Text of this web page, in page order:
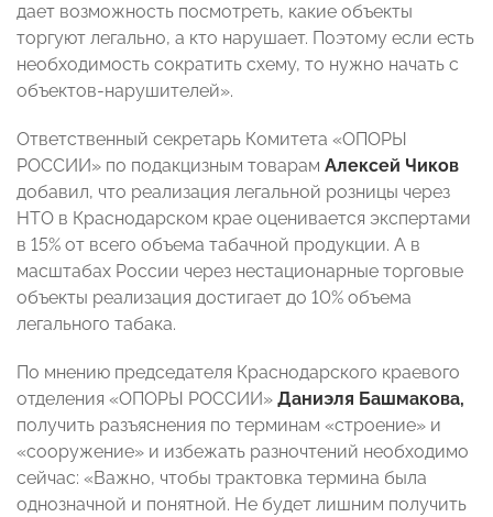
дает возможность посмотреть, какие объекты
торгуют легально, а кто нарушает. Поэтому если есть
необходимость сократить схему, то нужно начать с
объектов-нарушителей».
Ответственный секретарь Комитета «ОПОРЫ
РОССИИ» по подакцизным товарам Алексей Чиков
добавил, что реализация легальной розницы через
НТО в Краснодарском крае оценивается экспертами
в 15% от всего объема табачной продукции. А в
масштабах России через нестационарные торговые
объекты реализация достигает до 10% объема
легального табака.
По мнению председателя Краснодарского краевого
отделения «ОПОРЫ РОССИИ» Даниэля Башмакова,
получить разъяснения по терминам «строение» и
«сооружение» и избежать разночтений необходимо
сейчас: «Важно, чтобы трактовка термина была
однозначной и понятной. Не будет лишним получить